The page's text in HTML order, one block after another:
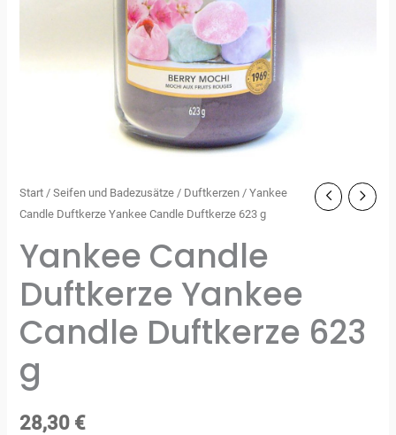
Start /Seifen und Badezusätze / Duftkerzen / Yankee
Candle Duftkerze Yankee Candle Duftkerze 623 g
Yankee Candle
Duftkerze Yankee
Candle Duftkerze 623
g
28,30 €